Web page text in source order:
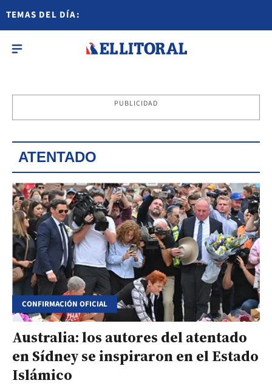
TEMAS DEL DÍA:
PUBLICIDAD
ATENTADO
CONFIRMACIÓN OFICIAL
Australia: los autores del atentado
en Sídney se inspiraron en el Estado
Islámico